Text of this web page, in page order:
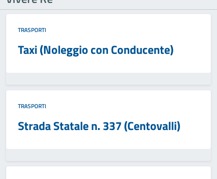
TRASPORTI
Taxi (Noleggio con Conducente)
TRASPORTI
Strada Statale n. 337 (Centovalli)